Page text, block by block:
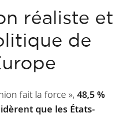
réaliste et
de
fait la force »,48,5 %
que les États-